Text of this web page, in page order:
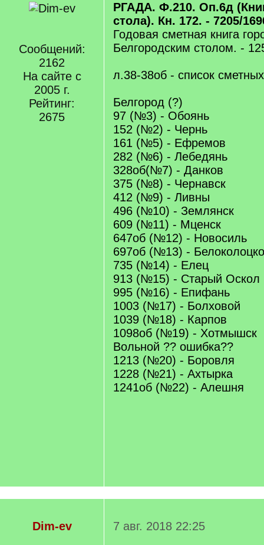
Сообщений:
2162
На сайте с
2005 г.
Рейтинг:
2675
РГАДА. Ф.210. Оп.6д
стола). Кн. 172. - 7205/
Годовая сметная книга
Белгородским столом. -
л.38-38об - список сметных
Белгород (?)
97 (№3) - Обоянь
152 (№2) - Чернь
161 (№5) - Ефремов
282 (№6) - Лебедянь
328об(№7) - Данков
375 (№8) - Чернавск
412 (№9) - Ливны
496 (№10) - Землянск
609 (№11) - Мценск
647об (№12) - Новосиль
697об (№13) -
735 (№14) - Елец
913 (№15) - Старый Оскол
995 (№16) - Епифань
1003 (№17) - Болховой
1039 (№18) - Карпов
1098об (№19) - Хотмышск
Вольной ?? ошибка??
1213 (№20) - Боровля
1228 (№21) - Ахтырка
1241об (№22) - Алешня
Dim-ev
7 авг. 2018 22:25